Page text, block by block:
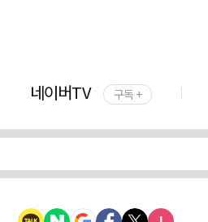
네이버TV 구독 +